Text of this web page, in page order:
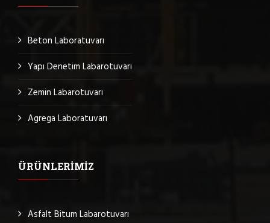
Beton Laboratuvarı
Yapı Denetim Labarotuvarı
Zemin Labarotuvarı
Agrega Laboratuvarı
ÜRÜNLERIMIZ
Asfalt Bitum Labarotuvarı